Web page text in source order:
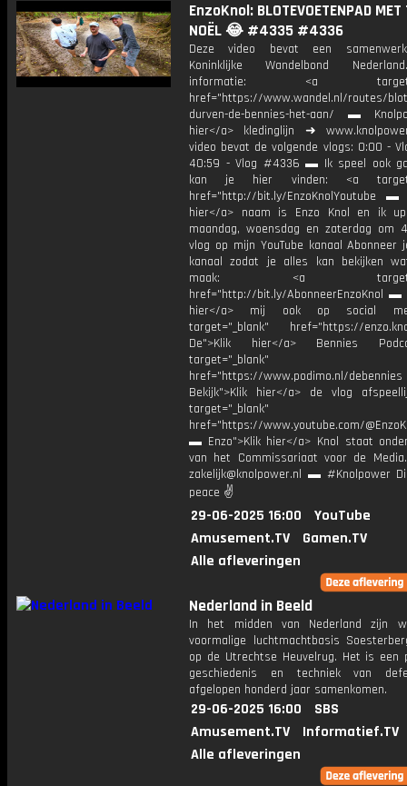
EnzoKnol: BLOTEVOETENPAD
NOËL 😂 #4335 #4336
Deze video bevat een
Koninklijke Wandelbond
informatie: <a
href="https://www.wandel.nl/routes/
durven-de-bennies-het-aan/ ▬
hier</a> kledinglijn ➜
video bevat de volgende vlogs: 0:00 -
40:59 - Vlog #4336 ▬ Ik speel ook
kan je hier vinden: <a
href="http://bit.ly/EnzoKnolYoutube ▬
hier</a> naam is Enzo Knol en ik
maandag, woensdag en zaterdag om
vlog op mijn YouTube kanaal Abonneer
kanaal zodat je alles kan bekijken
maak: <a
href="http://bit.ly/AbonneerEnzoKnol ▬
hier</a> mij ook op social
target="_blank" href="https://
De">Klik hier</a> Bennies
target="_blank"
href="https://www.podimo.nl/debennies
Bekijk">Klik hier</a> de vlog
target="_blank"
href="https://www.youtube.com/
▬ Enzo">Klik hier</a> Knol staat
van het Commissariaat voor de
zakelijk@knolpower.nl ▬ #Knolpower
peace ✌
29-06-2025 16:00
YouTube
Amusement.TV
Gamen.TV
Alle afleveringen
Nederland in Beeld
In het midden van Nederland zijn
voormalige luchtmachtbasis
op de Utrechtse Heuvelrug. Het is een
geschiedenis en techniek van
afgelopen honderd jaar samenkomen.
29-06-2025 16:00
SBS
Amusement.TV
Informatief.TV
Alle afleveringen